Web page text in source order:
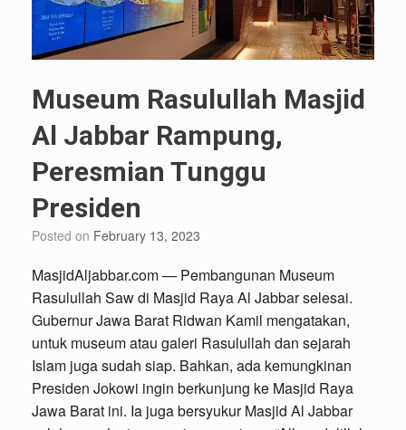
Museum Rasulullah Masjid
Al Jabbar Rampung,
Peresmian Tunggu
Presiden
Posted on February 13, 2023
MasjidAljabbar.com — Pembangunan Museum
Rasulullah Saw di Masjid Raya Al Jabbar selesai.
Gubernur Jawa Barat Ridwan Kamil mengatakan,
untuk museum atau galeri Rasulullah dan sejarah
Islam juga sudah siap. Bahkan, ada kemungkinan
Presiden Jokowi ingin berkunjung ke Masjid Raya
Jawa Barat ini. Ia juga bersyukur Masjid Al Jabbar